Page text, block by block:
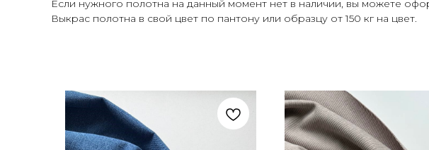
Если нужного полотна на данный момент нет в наличии, вы можете
Выкрас полотна в свой цвет по пантону или образцу от 150 кг на цвет.